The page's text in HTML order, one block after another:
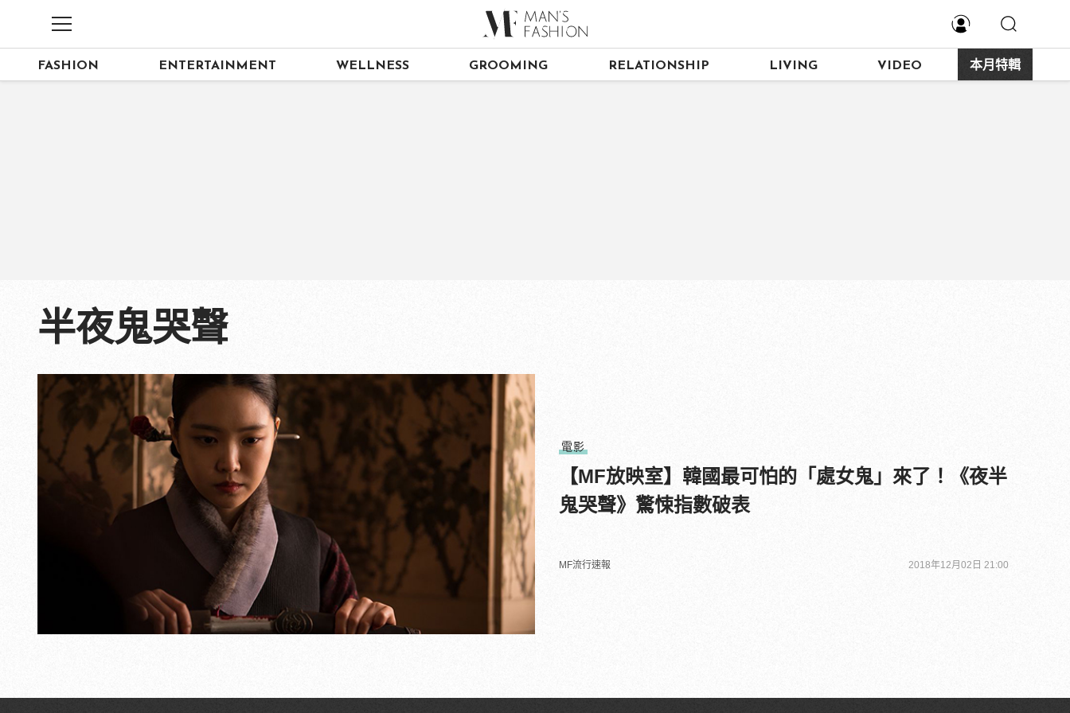
FASHION ENTERTAINMENT WELLNESS GROOMING RELATIONSHIP LIVING VIDEO 本月特輯
半夜鬼哭聲
電影
【MF放映室】韓國最可怕的「處女鬼」來了！《夜半
鬼哭聲》驚悚指數破表
MF流行速報 2018年12月02日 21:00